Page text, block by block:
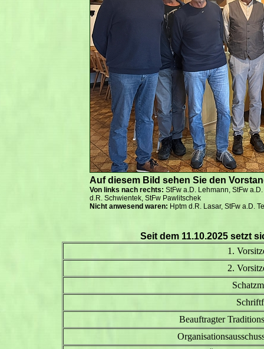
Auf diesem Bild sehen Sie den
Von links nach rechts: StFw a.D. Lehmann, StFw
d.R. Schwientek, StFw Pawlitschek
Nicht anwesend waren: Hptm d.R. Lasar, StFw a.D.
Seit dem 11.10.2025 setzt
1.
2.
Beauftragter